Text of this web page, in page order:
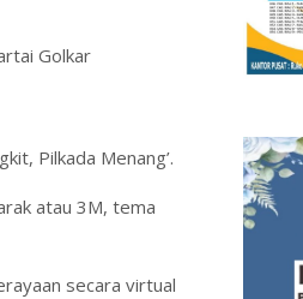
Golkar
Pilkada Menang’.
atau 3M, tema
secara virtual